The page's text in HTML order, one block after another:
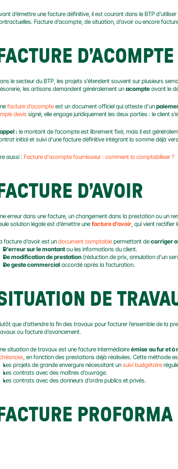
d’émettre une facture définitive, il est courant dans le BTP
Facture d’acompte, de situation, d’avoir ou encore
FACTURE D’ACOMPTE
le secteur du BTP, les projets s’étendent souvent sur plusieurs
les artisans demandent généralement un acompte avant le
facture d’acompte est un document officiel qui atteste d’un
devis signé, elle engage juridiquement les deux parties : le client
: le montant de l’acompte est librement fixé, mais il est
initial et suivi d’une facture définitive intégrant la somme déjà
aussi : Facture d'acompte fournisseur : comment la comptabiliser ?
FACTURE D’AVOIR
erreur dans une facture, un changement dans la prestation ou un
solution légale est d’émettre une facture d’avoir, qui vient rectifier
facture d’avoir est un document comptable permettant de corriger
D’erreur sur le montant ou les informations du client.
De modification de prestation (réduction de prix, annulation d’un
De geste commercial accordé après la facturation.
DE
que d’attendre la fin des travaux pour facturer l’ensemble de la
ou facture d’avancement.
situation de travaux est une facture intermédiaire émise au fur et à
, en fonction des prestations déjà réalisées. Cette méthode
Les projets de grande envergure nécessitant un suivi budgétaire
Les contrats avec des maîtres d’ouvrage.
Les contrats avec des donneurs d’ordre publics et privés.
FACTURE PROFORMA